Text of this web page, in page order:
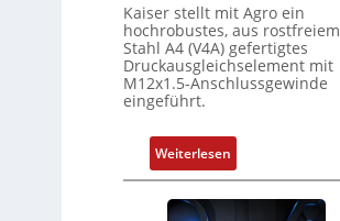
Kaiser stellt mit Agro ein
hochrobustes, aus rostfreiem
Stahl A4 (V4A) gefertigtes
Druckausgleichselement mit
M12x1.5-Anschlussgewinde
eingeführt.
Weiterlesen:
D
r